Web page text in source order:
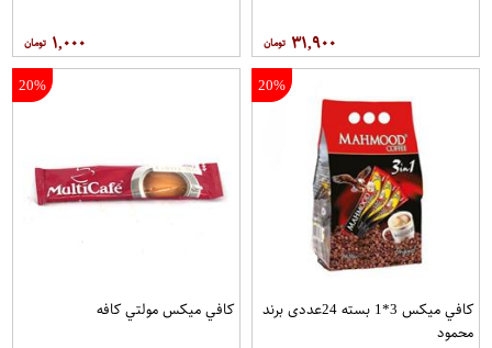
۳۱,۹۰۰ ۱,۰۰۰
20%
کافي ميکس 3*1 بسته 24عددی برند
محمود
20%
کافي ميکس مولتي کافه